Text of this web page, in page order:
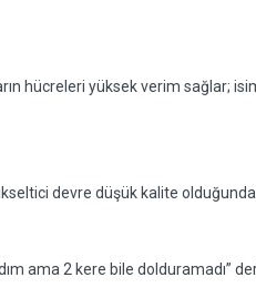
hücreleri yüksek verim sağlar;
devre düşük kalite
ama 2 kere bile dolduramadı”